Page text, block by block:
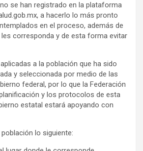
se han registrado en la plataforma
a hacerlo lo más pronto
en el proceso, además de
les corresponda y de esta forma evitar
a la población que ha sido
y seleccionada por medio de las
federal, por lo que la Federación
y los protocolos de esta
estatal estará apoyando con
lo siguiente: